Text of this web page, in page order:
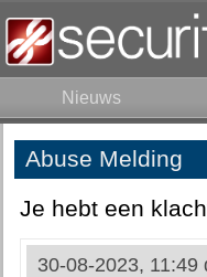
Nieuws
Abuse Melding
Je hebt een
30-08-2023, 11:49